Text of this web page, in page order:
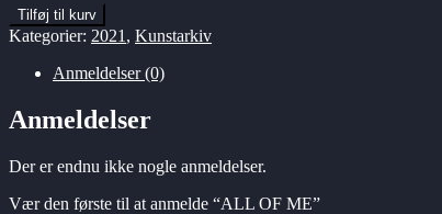
ALL
OF
antal
Tilføj til kurv
Kategorier: 2021 , Kunstarkiv
Anmeldelser (0)
Anmeldelser
Der er endnu ikke nogle anmeldelser.
Vær den første til at anmelde “ALL OF ME”